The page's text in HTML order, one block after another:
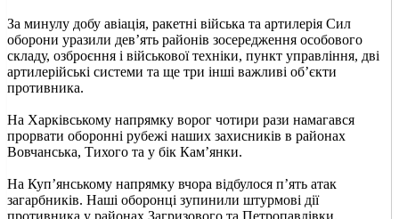
За минулу добу авіація, ракетні війська та артилерія Сил
оборони уразили дев’ять районів зосередження особового
складу, озброєння і військової техніки, пункт управління, дві
артилерійські системи та ще три інші важливі об’єкти
противника.
На Харківському напрямку ворог чотири рази намагався
прорвати оборонні рубежі наших захисників в районах
Вовчанська, Тихого та у бік Кам’янки.
На Куп’янському напрямку вчора відбулося п’ять атак
загарбників. Наші оборонці зупинили штурмові дії
противника у районах Загризового та Петропавлівки.